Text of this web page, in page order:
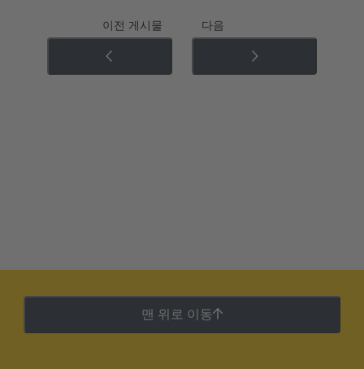
이전 게시물 다음
맨 위로 이동